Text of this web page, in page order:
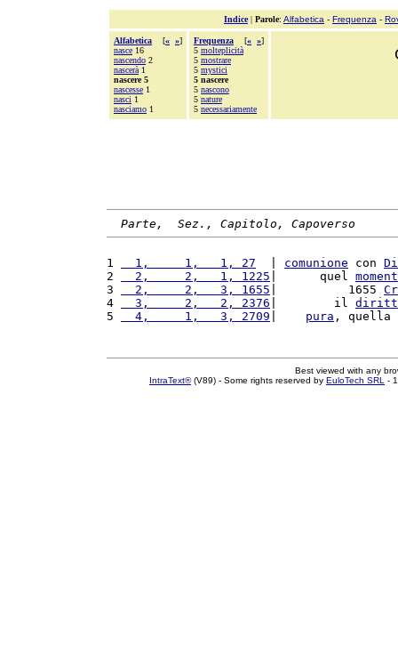
Indice| Parole: Alfabetica - Frequenza -
Alfabetica [« »]
nasce 16
nascendo 2
nascerà 1
nascere 5
nascesse 1
nasci 1
nasciamo 1
Frequenza [« »]
5 molteplicità
5 mostrare
5 mystici
5 nascere
5 nascono
5 nature
5 necessariamente
Parte,  Sez., Capitolo, Capoverso
1
  1,     1,   1, 27
comunione con
2
  2,     2,   1, 1225
|      quel
3
  2,     2,   3, 1655
|          1655
4
  3,     2,   2, 2376
|        il
5
  4,     1,   3, 2709
pura , quella
Best viewed with any
IntraText®(V89) - Some rights reserved by EuloTech SRL -